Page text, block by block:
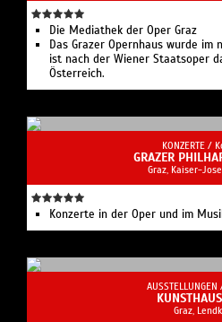
Konzerte in der Oper und im
Graz,
Finnegan Shannon
Kunstvermittlung im Kunsthaus
Webcam BIX Medienfassade
Zum Europäischen
ROBERT MUSIL LITERATUR-
Klagenfurt,